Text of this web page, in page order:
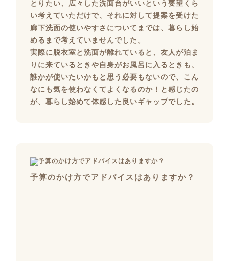
とりたい、広々した洗面台がいいという要望くら
い考えていただけで、それに対して提案を受けた
廊下洗面の使いやすさについてまでは、暮らし始
めるまで考えていませんでした。
実際に脱衣室と洗面が離れていると、友人が泊ま
りに来ているときや自身がお風呂に入るときも、
誰かが使いたいかもと思う必要もないので、こん
なにも気を使わなくてよくなるのか！と感じたの
が、暮らし始めて体感した良いギャップでした。
予算のかけ方でアドバイスはありますか？